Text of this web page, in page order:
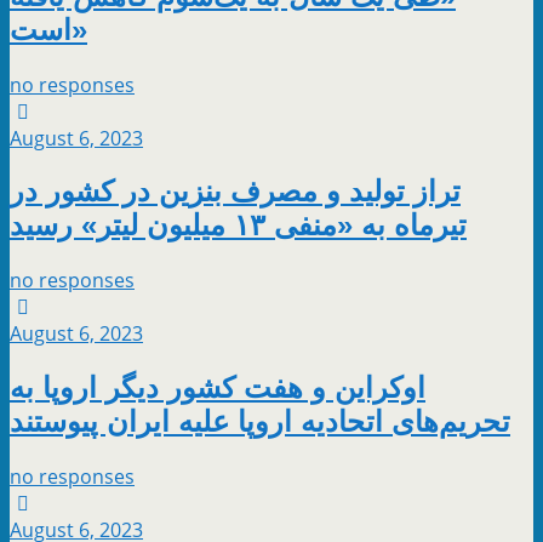
است»
no responses
August 6, 2023
تراز تولید و مصرف بنزین در کشور در
تیرماه به «منفی ۱۳ میلیون لیتر» رسید
no responses
August 6, 2023
اوکراین و هفت کشور دیگر اروپا به
تحریم‌های اتحادیه اروپا علیه ایران پیوستند
no responses
August 6, 2023